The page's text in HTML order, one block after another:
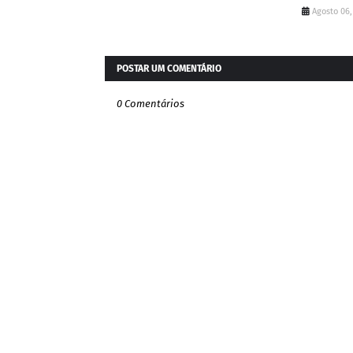
Agosto
POSTAR UM COMENTÁRIO
0 Comentários